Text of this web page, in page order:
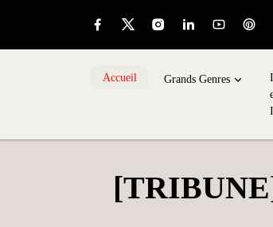
Accueil Grands Genres